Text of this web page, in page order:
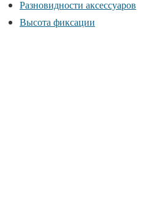
Разновидности аксессуаров
Высота фиксации